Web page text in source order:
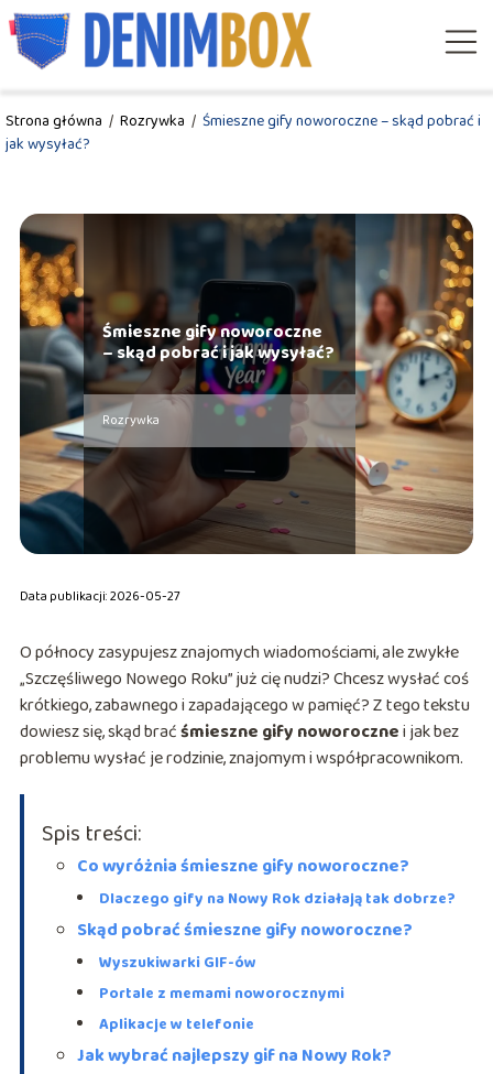
Strona główna / Rozrywka / Śmieszne gify noworoczne – skąd pobrać i
jak wysyłać?
Śmieszne gify noworoczne
– skąd pobrać i jak wysyłać?
Rozrywka
Data publikacji: 2026-05-27
O północy zasypujesz znajomych wiadomościami, ale zwykłe
„Szczęśliwego Nowego Roku” już cię nudzi? Chcesz wysłać coś
krótkiego, zabawnego i zapadającego w pamięć? Z tego tekstu
dowiesz się, skąd braćśmieszne gify noworocznei jak bez
problemu wysłać je rodzinie, znajomym i współpracownikom.
Spis treści:
Co wyróżnia śmieszne gify noworoczne?
Dlaczego gify na Nowy Rok działają tak dobrze?
Skąd pobrać śmieszne gify noworoczne?
Wyszukiwarki GIF-ów
Portale z memami noworocznymi
Aplikacje w telefonie
Jak wybrać najlepszy gif na Nowy Rok?